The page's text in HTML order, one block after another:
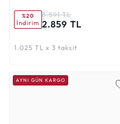
%20
İndirim
3.591 TL
2.859 TL
1.025 TL x 3 taksit
AYNI GÜN KARGO